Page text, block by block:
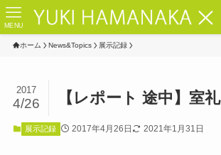
MENU
ホーム News&Topics 展示記録
【レポート 途中】室
2017
4/26
展示記録 2017年4月26日 2021年1月31日